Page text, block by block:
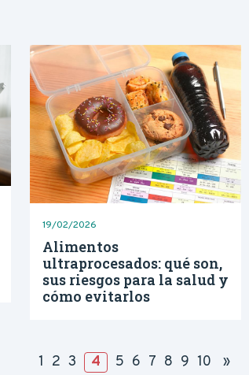
19/02/2026
Alimentos
ultraprocesados: qué son,
sus riesgos para la salud y
cómo evitarlos
1 2 3 4 (current)
5 6 7 8 9 10 »